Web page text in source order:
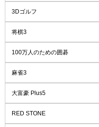
3Dゴルフ
将棋3
100万人のための囲碁
麻雀3
大富豪 Plus5
RED STONE